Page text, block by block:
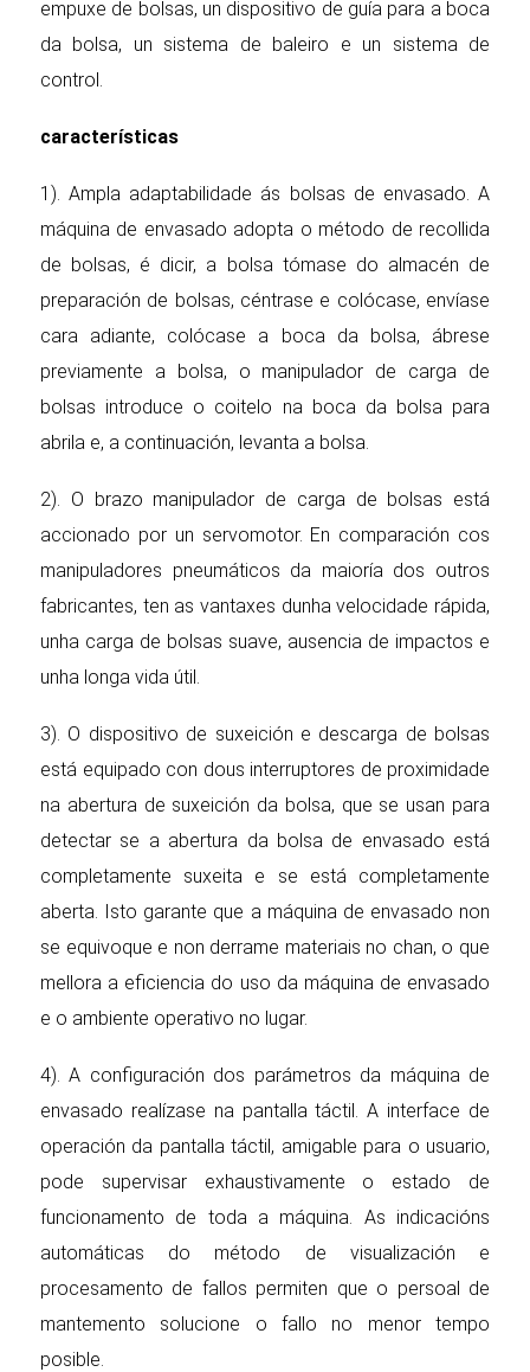
empuxe de bolsas, un dispositivo de guía para a boca
da bolsa, un sistema de baleiro e un sistema de
control.
características
1). Ampla adaptabilidade ás bolsas de envasado. A
máquina de envasado adopta o método de recollida
de bolsas, é dicir, a bolsa tómase do almacén de
preparación de bolsas, céntrase e colócase, envíase
cara adiante, colócase a boca da bolsa, ábrese
previamente a bolsa, o manipulador de carga de
bolsas introduce o coitelo na boca da bolsa para
abrila e, a continuación, levanta a bolsa.
2). O brazo manipulador de carga de bolsas está
accionado por un servomotor. En comparación cos
manipuladores pneumáticos da maioría dos outros
fabricantes, ten as vantaxes dunha velocidade rápida,
unha carga de bolsas suave, ausencia de impactos e
unha longa vida útil.
3). O dispositivo de suxeición e descarga de bolsas
está equipado con dous interruptores de proximidade
na abertura de suxeición da bolsa, que se usan para
detectar se a abertura da bolsa de envasado está
completamente suxeita e se está completamente
aberta. Isto garante que a máquina de envasado non
se equivoque e non derrame materiais no chan, o que
mellora a eficiencia do uso da máquina de envasado
e o ambiente operativo no lugar.
4). A configuración dos parámetros da máquina de
envasado realízase na pantalla táctil. A interface de
operación da pantalla táctil, amigable para o usuario,
pode supervisar exhaustivamente o estado de
funcionamento de toda a máquina. As indicacións
automáticas do método de visualización e
procesamento de fallos permiten que o persoal de
mantemento solucione o fallo no menor tempo
posible.